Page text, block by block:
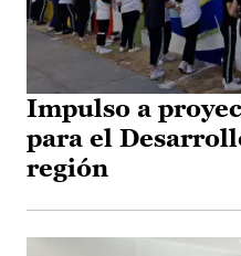
Impulso a
para el
región